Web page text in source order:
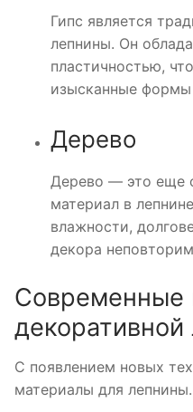
Гипс является
лепнины. Он
пластичностью,
изысканные
Дерево
Дерево — это еще
материал в
влажности,
декора
Современные
декоративной
С появлением новых
материалы для